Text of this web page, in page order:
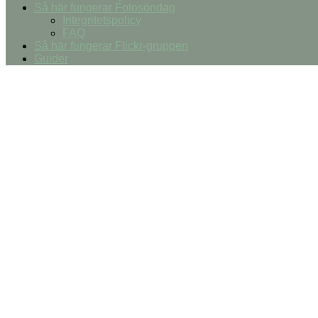
Så här fungerar Fotosöndag
Integritetspolicy
FAQ
Så här fungerar Flickr-gruppen
Guider